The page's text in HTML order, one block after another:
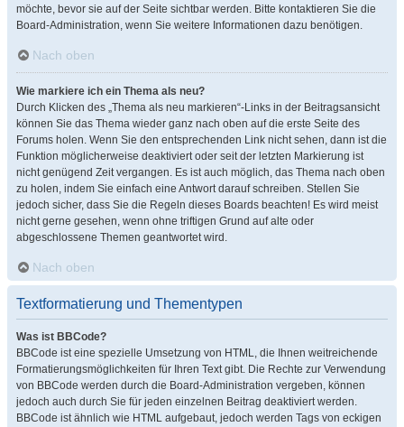
möchte, bevor sie auf der Seite sichtbar werden. Bitte kontaktieren Sie die
Board-Administration, wenn Sie weitere Informationen dazu benötigen.
Nach oben
Wie markiere ich ein Thema als neu?
Durch Klicken des „Thema als neu markieren“-Links in der Beitragsansicht
können Sie das Thema wieder ganz nach oben auf die erste Seite des
Forums holen. Wenn Sie den entsprechenden Link nicht sehen, dann ist die
Funktion möglicherweise deaktiviert oder seit der letzten Markierung ist
nicht genügend Zeit vergangen. Es ist auch möglich, das Thema nach oben
zu holen, indem Sie einfach eine Antwort darauf schreiben. Stellen Sie
jedoch sicher, dass Sie die Regeln dieses Boards beachten! Es wird meist
nicht gerne gesehen, wenn ohne triftigen Grund auf alte oder
abgeschlossene Themen geantwortet wird.
Nach oben
Textformatierung und Thementypen
Was ist BBCode?
BBCode ist eine spezielle Umsetzung von HTML, die Ihnen weitreichende
Formatierungsmöglichkeiten für Ihren Text gibt. Die Rechte zur Verwendung
von BBCode werden durch die Board-Administration vergeben, können
jedoch auch durch Sie für jeden einzelnen Beitrag deaktiviert werden.
BBCode ist ähnlich wie HTML aufgebaut, jedoch werden Tags von eckigen